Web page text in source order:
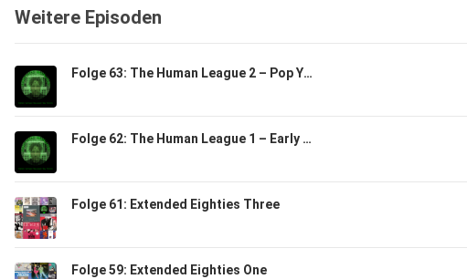
Weitere Episoden
Folge 63: The Human League 2 – Pop Years
Folge 62: The Human League 1 – Early Years
Folge 61: Extended Eighties Three
Folge 59: Extended Eighties One